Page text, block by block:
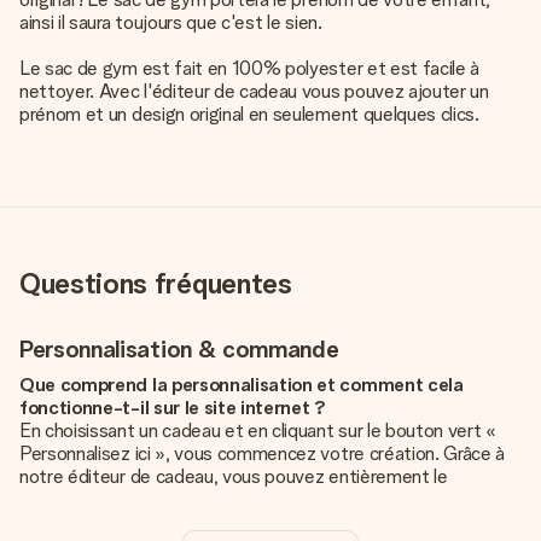
ainsi il saura toujours que c'est le sien.
Le sac de gym est fait en 100% polyester et est facile à
nettoyer. Avec l'éditeur de cadeau vous pouvez ajouter un
prénom et un design original en seulement quelques clics.
Questions fréquentes
Personnalisation & commande
Que comprend la personnalisation et comment cela
fonctionne-t-il sur le site internet ?
En choisissant un cadeau et en cliquant sur le bouton vert «
Personnalisez ici », vous commencez votre création. Grâce à
notre éditeur de cadeau, vous pouvez entièrement le